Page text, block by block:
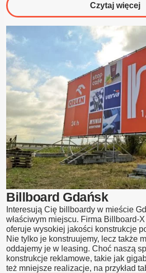
Czytaj więcejo
Billboard Gdańsk
Interesują Cię billboardy w mieście
właściwym miejscu. Firma Billboard-
oferuje wysokiej jakości konstrukcje
Nie tylko je konstruujemy, lecz także
oddajemy je w leasing. Choć naszą
konstrukcje reklamowe, takie jak
też mniejsze realizacje, na przykład